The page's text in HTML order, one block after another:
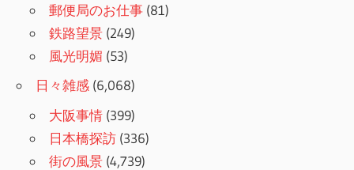
郵便局のお仕事 (81)
鉄路望景 (249)
風光明媚 (53)
日々雑感 (6,068)
大阪事情 (399)
日本橋探訪 (336)
街の風景 (4,739)